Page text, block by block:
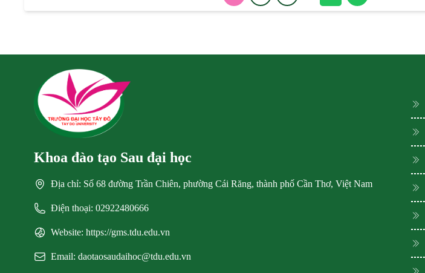
Khoa đào tạo Sau đại học
Địa chỉ: Số 68 đường Trần Chiên, phường Cái Răng, thành phố Cần Thơ, Việt Nam
Điện thoại: 02922480666
Website: https://gms.tdu.edu.vn
Email: daotaosaudaihoc@tdu.edu.vn